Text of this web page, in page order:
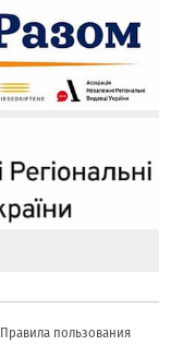
Правила пользования